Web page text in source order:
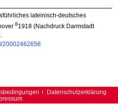
lateinisch-deutsches
81918 (Nachdruck Darmstadt
20002462656
Datenschutzerklärung